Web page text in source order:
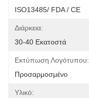
ISO13485/ FDA / CE
Διάρκεια:
30-40 Εκατοστά
Εκτύπωση Λογότυπου:
Προσαρμοσμένο
Υλικό: